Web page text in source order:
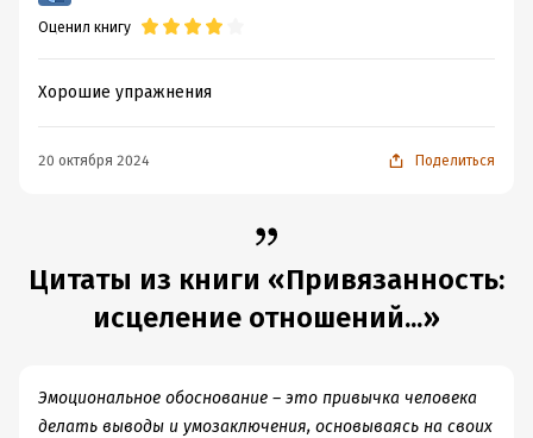
Время на чтение:
4 ч.
Оценил книгу
Хорошие упражнения
20 октября 2024 Поделиться
Цитаты из книги «Привязанность:
исцеление отношений...»
Эмоциональное обоснование – это привычка человека
делать выводы и умозаключения, основываясь на своих